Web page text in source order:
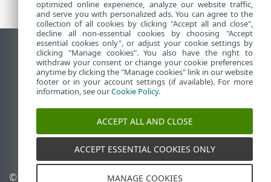
Wyświetl witrynę internetową dla
komputerów
End of Life
Baza wiedzy ESET
Forum ESET
ESET Status Portal
Pomoc regionalna
© ESET, spol. s Zarządzaj plikami cookie
optimized online experience, analyze our website traffic,
and serve you with personalized ads. You can agree to the
collection of all cookies by clicking "Accept all and close",
decline all non-essential cookies by choosing "Accept
essential cookies only", or adjust your cookie settings by
clicking "Manage cookies". You also have the right to
withdraw your consent or change your cookie preferences
anytime by clicking the "Manage cookies" link in our website
footer or in your account settings (if available). For more
information, see ourCookie Policy.
ACCEPT ALL AND CLOSE
ACCEPT ESSENTIAL COOKIES ONLY
MANAGE COOKIES